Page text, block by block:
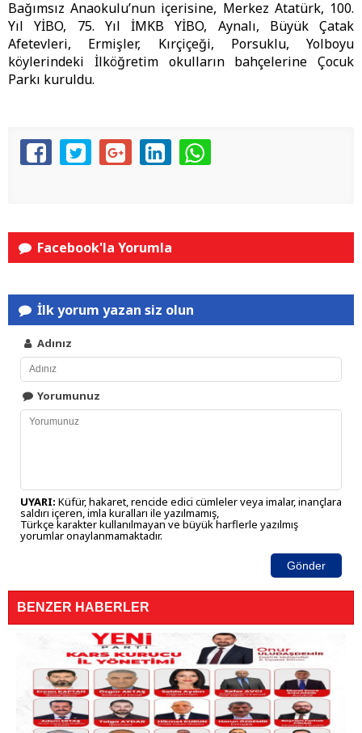
Bağımsız Anaokulu’nun içerisine, Merkez Atatürk, 100.
Yıl YİBO, 75. Yıl İMKB YİBO, Aynalı, Büyük Çatak
Afetevleri, Ermişler, Kırçiçeği, Porsuklu, Yolboyu
köylerindeki İlköğretim okulların bahçelerine Çocuk
Parkı kuruldu.
Facebook'la Yorumla
İlk yorum yazan siz olun
Adınız
Yorumunuz
UYARI: Küfür, hakaret, rencide edici cümleler veya imalar, inançlara
saldırı içeren, imla kuralları ile yazılmamış,
Türkçe karakter kullanılmayan ve büyük harflerle yazılmış
yorumlar onaylanmamaktadır.
Gönder
BENZER HABERLER